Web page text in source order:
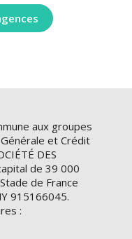
aux groupes
et Crédit
DES
de 39 000
de France
915166045.
: